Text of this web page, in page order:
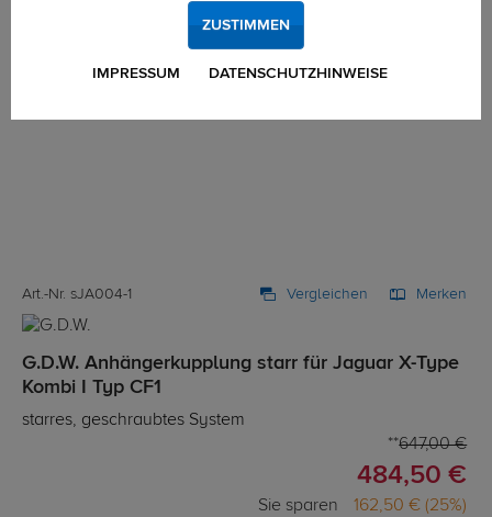
Art.-Nr. sJA004-1 Vergleichen Merken
G.D.W. Anhängerkupplung starr für Jaguar X-Type
Kombi I Typ CF1
starres, geschraubtes System
647,00 €
484,50 €
Sie sparen 162,50 € (25%)
IMPRESSUM DATENSCHUTZHINWEISE
ZUSTIMMEN